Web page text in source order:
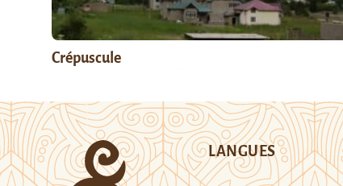
Crépuscule
LANGUES